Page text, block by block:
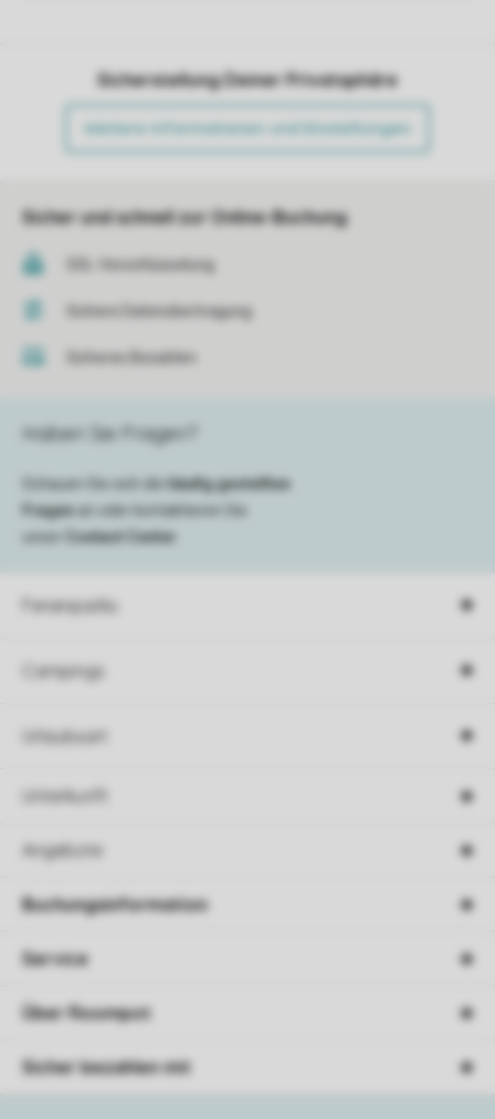
Sicherstellung Deiner Privatsphäre
Weitere Informationen und Einstellungen
Sicher und schnell zur Online-Buchung
SSL-Verschlüsselung
Sichere Datenübertragung
Sicheres Bezahlen
Ferienparks
Campings
Urlaubsart
Unterkunft
Angebote
Haben Sie Fragen?
Schauen Sie sich die
häufig gestellten
Fragen an oder kontaktieren Sie
unser
Contact Center
Buchungsinformation
Service
Über Roompot
Sicher bezahlen mit